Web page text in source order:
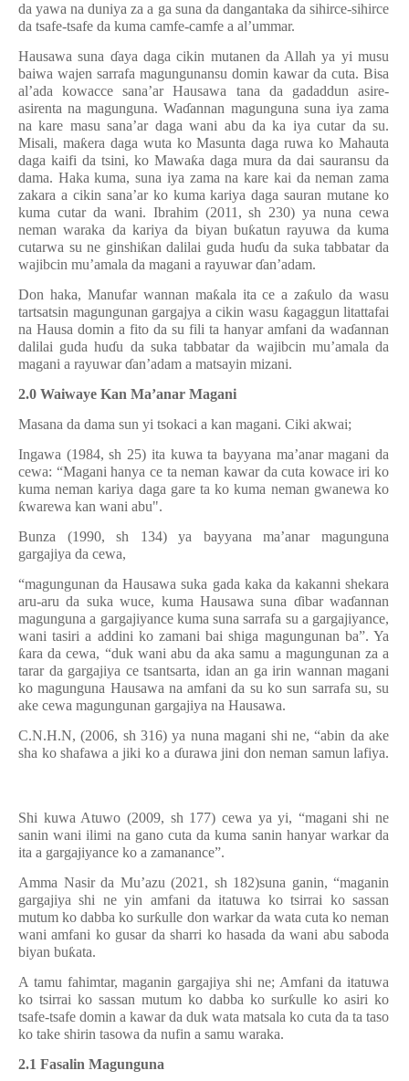
da yawa na duniya za a ga suna da dangantaka da sihirce-sihirce
da tsafe-tsafe da kuma camfe-camfe a al’ummar.
Hausawa suna ɗaya daga cikin mutanen da Allah ya yi musu
baiwa wajen sarrafa magungunansu domin kawar da cuta. Bisa
al’ada kowacce sana’ar Hausawa tana da gadaddun asire-
asirenta na magunguna. Waɗannan magunguna suna iya zama
na kare masu sana’ar daga wani abu da ka iya cutar da su.
Misali, maƙera daga wuta ko Masunta daga ruwa ko Mahauta
daga kaifi da tsini, ko Mawaƙa daga mura da dai sauransu da
dama. Haka kuma, suna iya zama na kare kai da neman zama
zakara a cikin sana’ar ko kuma kariya daga sauran mutane ko
kuma cutar da wani. Ibrahim (2011, sh 230) ya nuna cewa
neman waraka da kariya da biyan buƙatun rayuwa da kuma
cutarwa su ne ginshiƙan dalilai guda huɗu da suka tabbatar da
wajibcin mu’amala da magani a rayuwarɗan’adam.
Don haka, Manufar wannan maƙala ita ce a zaƙulo da wasu
tartsatsin magungunan gargajya a cikin wasu ƙagaggun litattafai
na Hausa domin a fito da su fili ta hanyar amfani da waɗannan
dalilai guda huɗu da suka tabbatar da wajibcin mu’amala da
magani a rayuwarɗan’adam a matsayin mizani.
2.0 Waiwaye Kan Ma’anar Magani
Masana da dama sun yi tsokaci a kan magani. Ciki akwai;
Ingawa (1984, sh 25) ita kuwa ta bayyana ma’anar magani da
cewa: “Magani hanya ce ta neman kawar da cuta kowace iri ko
kuma neman kariya daga gare ta ko kuma neman gwanewa ko
ƙwarewa kan wani abu".
Bunza (1990, sh 134) ya bayyana ma’anar magunguna
gargajiya da cewa,
“magungunan da Hausawa suka gada kaka da kakanni shekara
aru-aru da suka wuce, kuma Hausawa suna ɗibar waɗannan
magunguna a gargajiyance kuma suna sarrafa su a gargajiyance,
wani tasiri a addini ko zamani bai shiga magungunan ba”. Ya
ƙara da cewa, “duk wani abu da aka samu a magungunan za a
tarar da gargajiya ce tsantsarta, idan an ga irin wannan magani
ko magunguna Hausawa na amfani da su ko sun sarrafa su, su
ake cewa magungunan gargajiya na Hausawa.
C.N.H.N, (2006, sh 316) ya nuna magani shi ne, “abin da ake
sha ko shafawa a jiki ko a ɗurawa jini don neman samun lafiya.
Shi kuwa Atuwo (2009, sh 177) cewa ya yi, “magani shi ne
sanin wani ilimi na gano cuta da kuma sanin hanyar warkar da
ita a gargajiyance ko a zamanance”.
Amma Nasir da Mu’azu (2021, sh 182)suna ganin, “maganin
gargajiya shi ne yin amfani da itatuwa ko tsirrai ko sassan
mutum ko dabba ko surƙulle don warkar da wata cuta ko neman
wani amfani ko gusar da sharri ko hasada da wani abu saboda
biyan buƙata.
A tamu fahimtar, maganin gargajiya shi ne; Amfani da itatuwa
ko tsirrai ko sassan mutum ko dabba ko surƙulle ko asiri ko
tsafe-tsafe domin a kawar da duk wata matsala ko cuta da ta taso
ko take shirin tasowa da nufin a samu waraka.
2.1 Fasalin Magunguna